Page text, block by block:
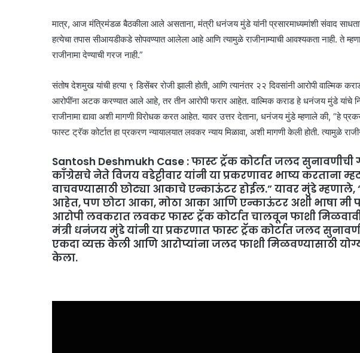
मात्र, आज मंत्रिमंडळ बैठकीला आले असताना, मंत्री धनंजय मुंडे यांनी प्रसारमाध्यमांशी संवाद
हत्येचा तपास सीआयडीकडे सोपवण्यात आलेला आहे आणि त्यामुळे राजीनाम्याची आवश्यकता नाही. ते
राजीनामा देण्याची गरज नाही.”
संतोष देशमुख यांची हत्या ९ डिसेंबर रोजी झाली होती, आणि त्यानंतर २२ दिवसांनी आरोपी
आरोपींना अटक करण्यात आले आहे, तर तीन आरोपी फरार आहेत. वाल्मिक कराड हे धनंजय मुंडे यांचे
राजीनामा द्यावा अशी मागणी विरोधक करत आहेत. यावर उत्तर देताना, धनंजय मुंडे म्हणाले की,
फास्ट ट्रॅक कोर्टात हा प्रकरण न्यायालयात लवकर न्याय मिळावा, अशी मागणी केली होती. त्यामुळे
Santosh Deshmukh Case : फास्ट ट्रॅक कोर्टात जलद सुनावणीची
कॉंग्रेसचे नेते विजय वडेट्टीवार यांनी या प्रकरणावर भाष्य करताना
वाचवण्यासाठी छोट्या आकाचे एन्काऊंटर होईल.” यावर मुंडे म्हणाले,
आहेत, पण छोटा आका, मोठा आका आणि एन्काऊंटर अशी भाषा मी
आरोपी लवकरात लवकर फास्ट ट्रॅक कोर्टात चालवून फाशी
मंत्री धनंजय मुंडे यांनी या प्रकरणात फास्ट ट्रॅक कोर्टात जलद
एकदा व्यक्त केली आणि आरोप्यांना जलद फाशी मिळवण्यासाठी
केला.